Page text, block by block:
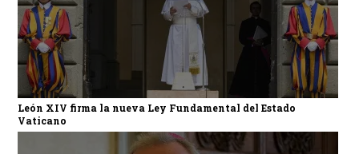
León XIV firma la nueva Ley Fundamental del Estado
Vaticano